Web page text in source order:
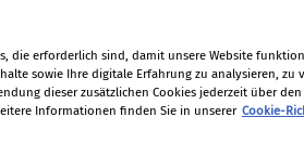
hat ein Verfahren
von Bahnschwellen mit einer
1,5 Mio. Euro gegen die
Der Voestalpine
die erforderlich sind, damit unsere Website
sowie Ihre digitale Erfahrung zu analysieren,
dieser zusätzlichen Cookies jederzeit über
Informationen finden Sie in unserer Cookie-